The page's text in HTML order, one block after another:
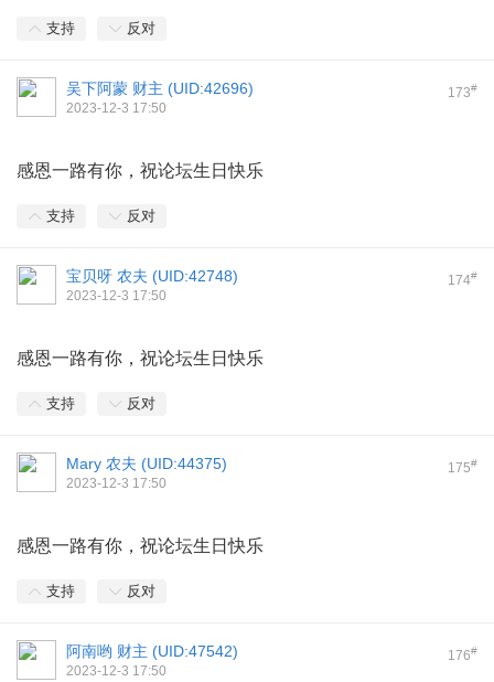
支持 反对
173#
吴下阿蒙 财主 (UID:42696)
2023-12-3 17:50
感恩一路有你，祝论坛生日快乐
支持 反对
174#
宝贝呀 农夫 (UID:42748)
2023-12-3 17:50
感恩一路有你，祝论坛生日快乐
支持 反对
175#
Mary 农夫 (UID:44375)
2023-12-3 17:50
感恩一路有你，祝论坛生日快乐
支持 反对
176#
阿南哟 财主 (UID:47542)
2023-12-3 17:50